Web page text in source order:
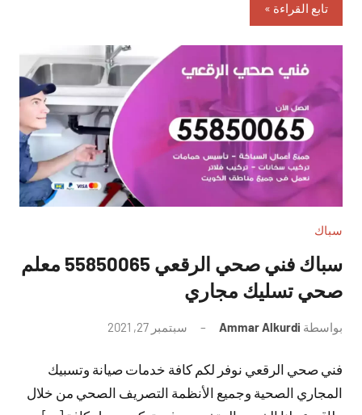
تابع القراءة
سباك
سباك فني صحي الرقعي 55850065 معلم
صحي تسليك مجاري
بواسطة Ammar Alkurdi سبتمبر 27, 2021
تعليقات
فني صحي الرقعي نوفر لكم كافة خدمات صيانة وتسبيك
المجاري الصحية وجميع الأنظمة التصريف الصحي من خلال